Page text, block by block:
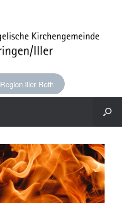
Region Iller-Roth